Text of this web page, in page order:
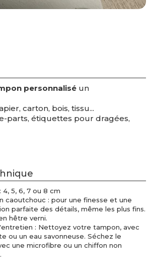
personnalisé un
carton, bois, tissu...
parts, étiquettes pour dragées,
4, 5, 6, 7 ou 8 cm
caoutchouc : pour une finesse et une
parfaite des détails, même les plus fins.
hêtre verni.
: Nettoyez votre tampon, avec
ou un eau savonneuse. Séchez le
une microfibre ou un chiffon non